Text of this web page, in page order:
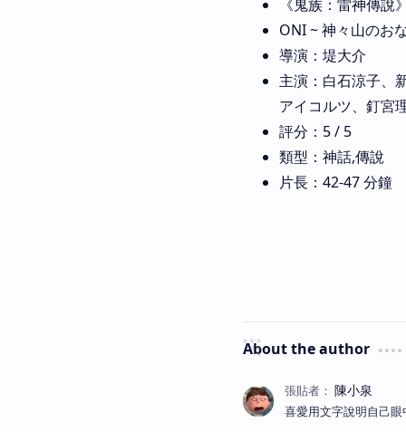
《鬼族：雷神傳
ONI ~ 神々山のお
導演：堤大介
主演：白石涼子、
アイコルツ、釘宮
評分：5 / 5
類型：神話,傳說
片長：42-47 分鐘
About the author
喜愛用文字說明自己